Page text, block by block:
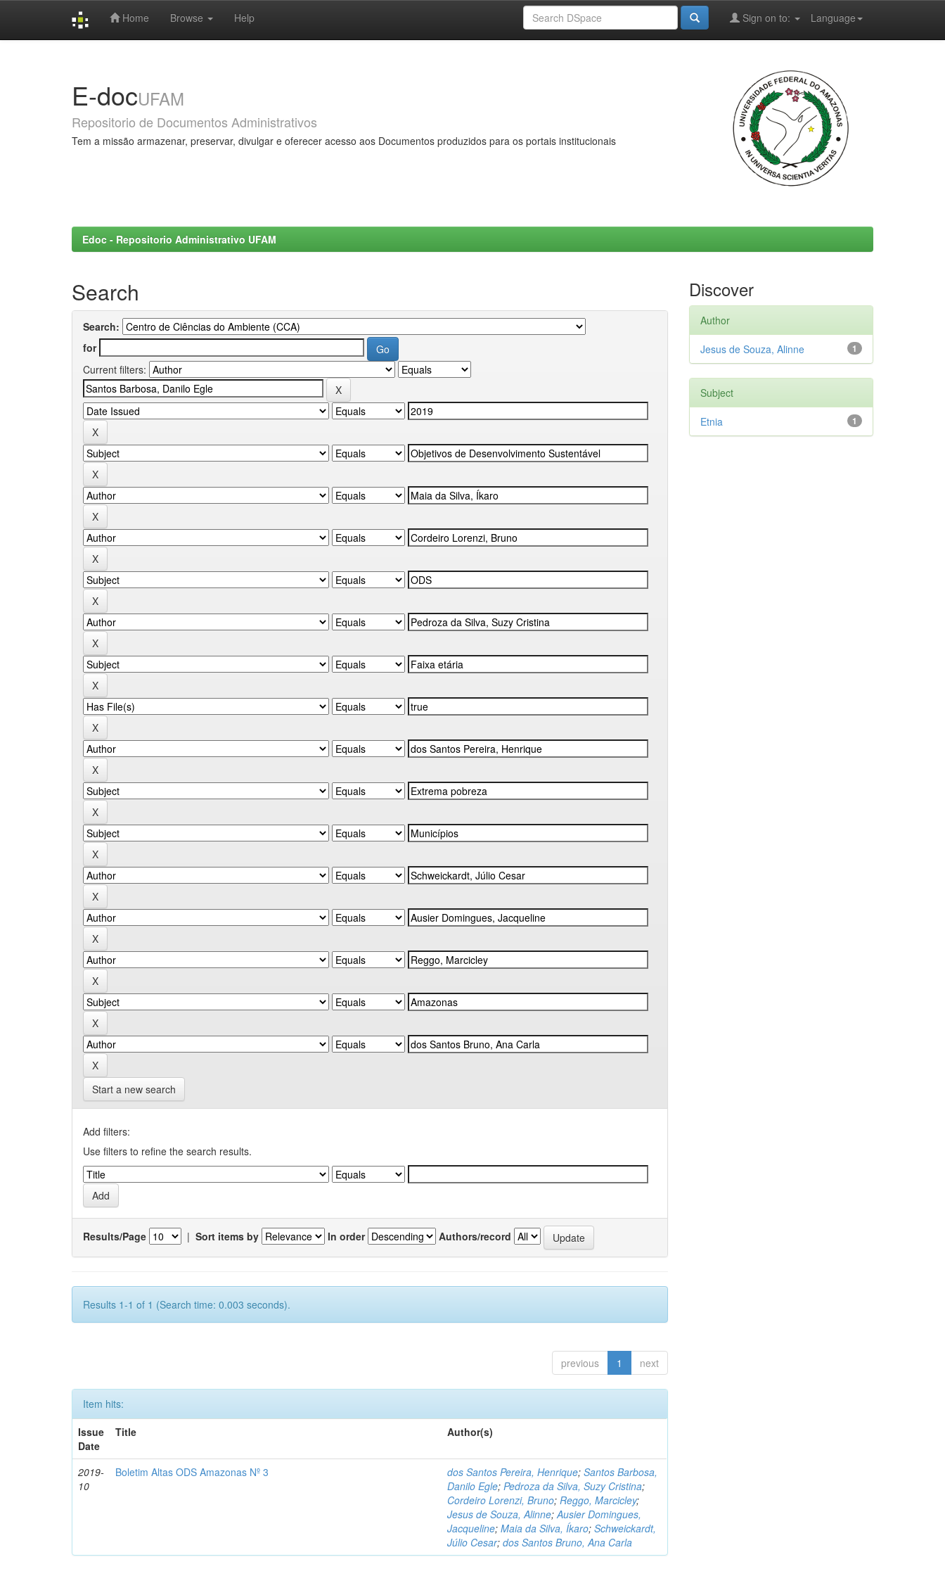
Home Browse Help Language
Sign on to:
E-docUFAM
Repositorio de Documentos Administrativos
Tem a missão armazenar, preservar, divulgar e oferecer acesso aos Documentos produzidos para os portais institucionais
Edoc - Repositorio Administrativo UFAM
Search
Search:
for
Current filters:
Start a new search
Add filters:
Use filters to refine the search results.
Results/Page | Sort items by In order Authors/record
Results 1-1 of 1 (Search time: 0.003 seconds).
previous 1 next
Item hits:
Issue
Date
Title Author(s)
2019-
10
Boletim Altas ODS Amazonas Nº 3 dos Santos Pereira, Henrique;Santos Barbosa,
Danilo Egle;Pedroza da Silva, Suzy Cristina;
Cordeiro Lorenzi, Bruno;Reggo, Marcicley;
Jesus de Souza, Alinne;Ausier Domingues,
Jacqueline;Maia da Silva, Íkaro;Schweickardt,
Júlio Cesar;dos Santos Bruno, Ana Carla
Discover
Author
1
Jesus de Souza, Alinne
Subject
1
Etnia